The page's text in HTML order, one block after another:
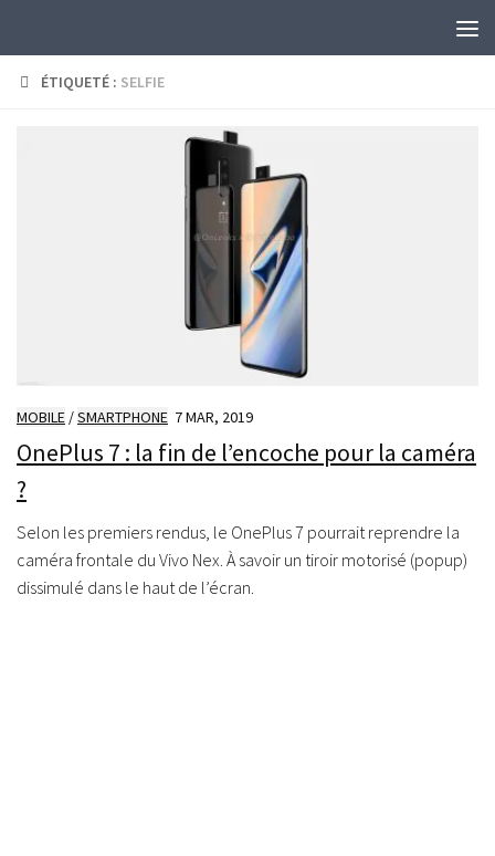
ÉTIQUETÉ : SELFIE
MOBILE /SMARTPHONE 7 MAR, 2019
OnePlus 7 : la fin de l’encoche pour la caméra
?
Selon les premiers rendus, le OnePlus 7 pourrait reprendre la
caméra frontale du Vivo Nex. À savoir un tiroir motorisé (popup)
dissimulé dans le haut de l’écran.